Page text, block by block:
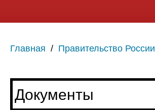
Главная / Правительство России